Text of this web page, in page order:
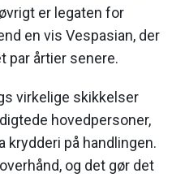
er legaten for
en vis Vespasian, der
par årtier senere.
virkelige skikkelser
hovedpersoner,
krydderi på handlingen.
og det gør det